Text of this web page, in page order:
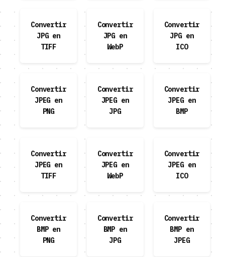
Convertir
JPG en
TIFF
Convertir
JPG en
WebP
Convertir
JPG en
ICO
Convertir
JPEG en
PNG
Convertir
JPEG en
JPG
Convertir
JPEG en
BMP
Convertir
JPEG en
TIFF
Convertir
JPEG en
WebP
Convertir
JPEG en
ICO
Convertir
BMP en
PNG
Convertir
BMP en
JPG
Convertir
BMP en
JPEG